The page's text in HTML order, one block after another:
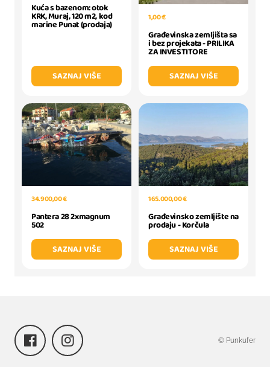
Kuća s bazenom: otok
KRK, Muraj, 120 m2, kod
marine Punat (prodaja)
SAZNAJ VIŠE
1,00 €
Građevinska zemljišta sa
i bez projekata - PRILIKA
ZA INVESTITORE
SAZNAJ VIŠE
34.900,00 €
Pantera 28 2xmagnum
502
SAZNAJ VIŠE
165.000,00 €
Građevinsko zemljište na
prodaju - Korčula
SAZNAJ VIŠE
© Punkufer